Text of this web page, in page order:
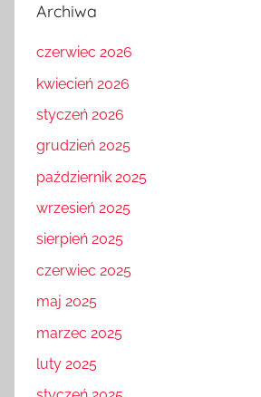
Archiwa
czerwiec 2026
kwiecień 2026
styczeń 2026
grudzień 2025
październik 2025
wrzesień 2025
sierpień 2025
czerwiec 2025
maj 2025
marzec 2025
luty 2025